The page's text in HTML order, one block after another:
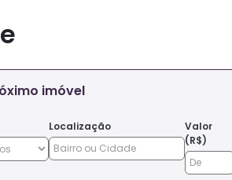
imóvel
Localização
Valor
(R$)